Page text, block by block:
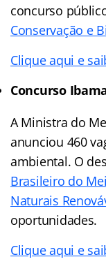
concurso
Conservação e
Clique aqui e
Concurso
A Ministra do
anunciou 460
ambiental. O
Brasileiro do
Naturais
oportunidades.
Clique aqui e